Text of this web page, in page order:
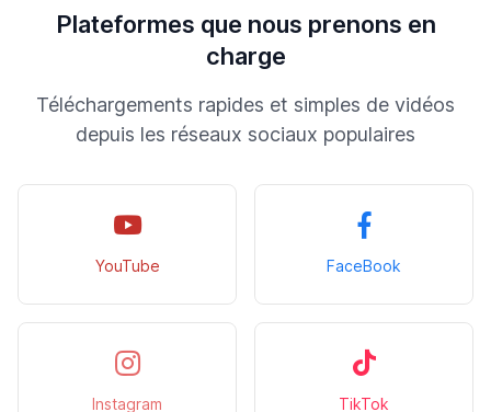
Plateformes que nous prenons en
charge
Téléchargements rapides et simples de vidéos
depuis les réseaux sociaux populaires
YouTube FaceBook
Instagram TikTok